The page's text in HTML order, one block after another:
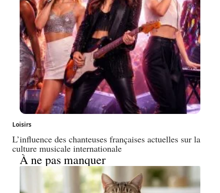
Loisirs
L’influence des chanteuses françaises actuelles sur la
culture musicale internationale
À ne pas manquer